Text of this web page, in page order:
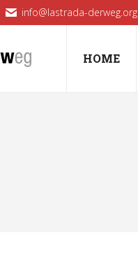
info@lastrada-derweg.org
HOME